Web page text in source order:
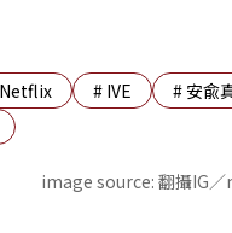
Netflix # IVE # 安兪
image source: 翻攝IG